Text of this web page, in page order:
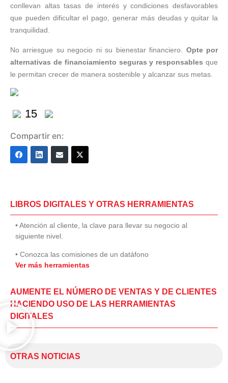
conllevan altas tasas de interés y condiciones desfavorables
que pueden dificultar el pago, generar más deudas y quitar la
tranquilidad.
No arriesgue su negocio ni su bienestar financiero. Opte por
alternativas de financiamiento seguras y responsables que
le permitan crecer de manera sostenible y alcanzar sus metas.
15
Compartir en:
LIBROS DIGITALES Y OTRAS HERRAMIENTAS
• Atención al cliente, la clave para llevar su negocio al
siguiente nivel.
• Conozca las comisiones de un datáfono
Ver más herramientas
AUMENTE EL NÚMERO DE VENTAS Y DE CLIENTES
HACIENDO USO DE LAS HERRAMIENTAS
DIGITALES
OTRAS NOTICIAS